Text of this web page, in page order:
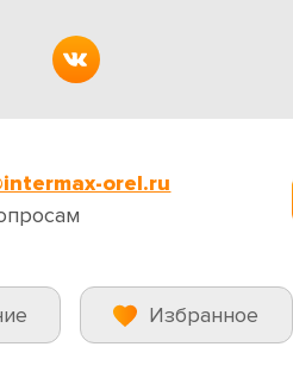
orel.ru
Избранное